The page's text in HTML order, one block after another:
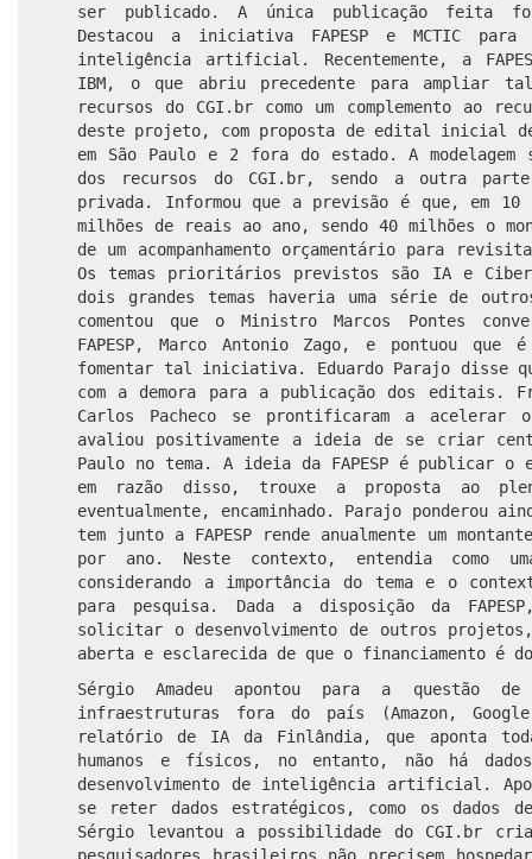
ser publicado. A única publicação feita
Destacou a iniciativa FAPESP e MCTIC
inteligência artificial. Recentemente, a
IBM, o que abriu precedente para ampliar
recursos do CGI.br como um complemento ao
deste projeto, com proposta de edital inicial
em São Paulo e 2 fora do estado. A modelagem
dos recursos do CGI.br, sendo a outra
privada. Informou que a previsão é que, em
milhões de reais ao ano, sendo 40 milhões o
de um acompanhamento orçamentário para
Os temas prioritários previstos são IA e
dois grandes temas haveria uma série de
comentou que o Ministro Marcos Pontes
FAPESP, Marco Antonio Zago, e pontuou que
fomentar tal iniciativa. Eduardo Parajo disse
com a demora para a publicação dos editais.
Carlos Pacheco se prontificaram a acelerar
avaliou positivamente a ideia de se criar
Paulo no tema.
A ideia da FAPESP é publicar o
em razão disso, trouxe a proposta ao
eventualmente, encaminhado. Parajo ponderou
tem junto a FAPESP rende anualmente um
por ano. Neste contexto, entendia como
considerando a importância do tema e o
para pesquisa. Dada a disposição da
solicitar o desenvolvimento de outros
aberta e esclarecida de que o financiamento é
Sérgio Amadeu apontou para a questão de
infraestruturas fora do país (Amazon,
relatório de IA da Finlândia, que aponta
humanos e físicos, no entanto, não há
desenvolvimento de inteligência artificial.
se reter dados estratégicos, como os dados
Sérgio levantou a possibilidade do CGI.br
pesquisadores brasileiros não precisem